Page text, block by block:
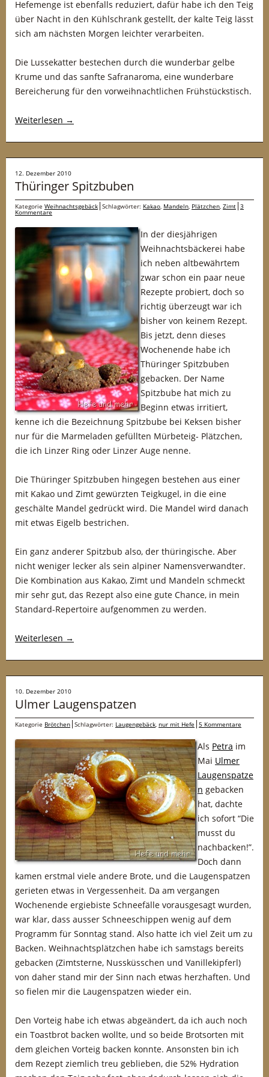
Hefemenge ist ebenfalls reduziert, dafür habe ich den Teig
über Nacht in den Kühlschrank gestellt, der kalte Teig lässt
sich am nächsten Morgen leichter verarbeiten.
Die Lussekatter bestechen durch die wunderbar gelbe
Krume und das sanfte Safranaroma, eine wunderbare
Bereicherung für den vorweihnachtlichen Frühstückstisch.
Weiterlesen →
12. Dezember 2010
Thüringer Spitzbuben
Kategorie Weihnachtsgebäck Schlagwörter: Kakao, Mandeln, Plätzchen, Zimt 3
Kommentare
In der diesjährigen
Weihnachtsbäckerei habe
ich neben altbewährtem
zwar schon ein paar neue
Rezepte probiert, doch so
richtig überzeugt war ich
bisher von keinem Rezept.
Bis jetzt, denn dieses
Wochenende habe ich
Thüringer Spitzbuben
gebacken. Der Name
Spitzbube hat mich zu
Beginn etwas irritiert,
kenne ich die Bezeichnung Spitzbube bei Keksen bisher
nur für die Marmeladen gefüllten Mürbeteig- Plätzchen,
die ich Linzer Ring oder Linzer Auge nenne.
Die Thüringer Spitzbuben hingegen bestehen aus einer
mit Kakao und Zimt gewürzten Teigkugel, in die eine
geschälte Mandel gedrückt wird. Die Mandel wird danach
mit etwas Eigelb bestrichen.
Ein ganz anderer Spitzbub also, der thüringische. Aber
nicht weniger lecker als sein alpiner Namensverwandter.
Die Kombination aus Kakao, Zimt und Mandeln schmeckt
mir sehr gut, das Rezept also eine gute Chance, in mein
Standard-Repertoire aufgenommen zu werden.
Weiterlesen →
10. Dezember 2010
Ulmer Laugenspatzen
Kategorie Brötchen Schlagwörter: Laugengebäck, nur mit Hefe 5 Kommentare
Als Petra im
Mai Ulmer
Laugenspatze
n gebacken
hat, dachte
ich sofort “Die
musst du
nachbacken!”.
Doch dann
kamen erstmal viele andere Brote, und die Laugenspatzen
gerieten etwas in Vergessenheit. Da am vergangen
Wochenende ergiebiste Schneefälle vorausgesagt wurden,
war klar, dass ausser Schneeschippen wenig auf dem
Programm für Sonntag stand. Also hatte ich viel Zeit um zu
Backen. Weihnachtsplätzchen habe ich samstags bereits
gebacken (Zimtsterne, Nussküsschen und Vanillekipferl)
von daher stand mir der Sinn nach etwas herzhaften. Und
so fielen mir die Laugenspatzen wieder ein.
Den Vorteig habe ich etwas abgeändert, da ich auch noch
ein Toastbrot backen wollte, und so beide Brotsorten mit
dem gleichen Vorteig backen konnte. Ansonsten bin ich
dem Rezept ziemlich treu geblieben, die 52% Hydration